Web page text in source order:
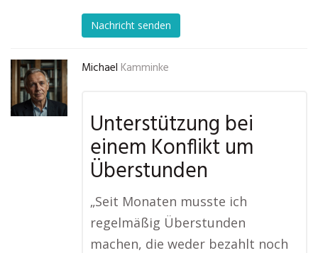
Nachricht senden
Michael Kamminke
Unterstützung bei
einem Konflikt um
Überstunden
„Seit Monaten musste ich
regelmäßig Überstunden
machen, die weder bezahlt noch